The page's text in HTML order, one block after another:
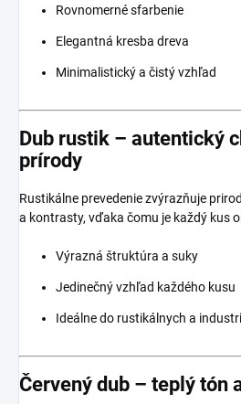
Rovnomerné sfarbenie
Elegantná kresba dreva
Minimalistický a čistý vzhľad
Dub rustik – autentický
prírody
Rustikálne prevedenie zvýrazňuje
a kontrasty, vďaka čomu je každý kus
Výrazná štruktúra a suky
Jedinečný vzhľad každého kusu
Ideálne do rustikálnych a
Červený dub – teplý tón